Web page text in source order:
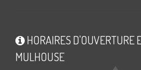
HORAIRES D'OUVERTURE
MULHOUSE